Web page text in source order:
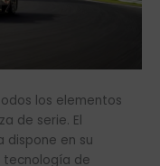
los elementos
de serie. El
dispone en su
tecnología de